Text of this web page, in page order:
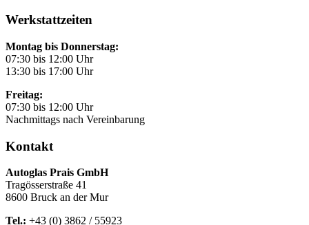
Werkstattzeiten
Montag bis Donnerstag:
07:30 bis 12:00 Uhr
13:30 bis 17:00 Uhr
Freitag:
07:30 bis 12:00 Uhr
Nachmittags nach Vereinbarung
Kontakt
Autoglas Prais GmbH
Tragösserstraße 41
8600 Bruck an der Mur
Tel.: +43 (0) 3862 / 55923